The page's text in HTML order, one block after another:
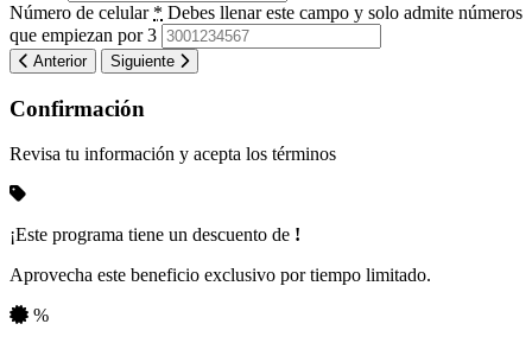
Número de celular * Debes llenar este campo y solo admite números
que empiezan por 3
Anterior Siguiente
Confirmación
Revisa tu información y acepta los términos
¡Este programa tiene un descuento de !
Aprovecha este beneficio exclusivo por tiempo limitado.
%